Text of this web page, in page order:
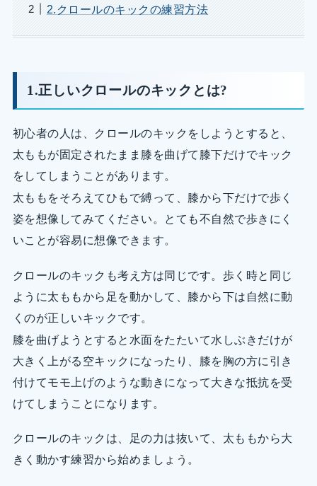
2.クロールのキックの練習方法
1.正しいクロールのキックとは?
初心者の人は、クロールのキックをしようとすると、
太ももが固定されたまま膝を曲げて膝下だけでキック
をしてしまうことがあります。
太ももをそろえてひもで縛って、膝から下だけで歩く
姿を想像してみてください。とても不自然で歩きにく
いことが容易に想像できます。
クロールのキックも考え方は同じです。歩く時と同じ
ように太ももから足を動かして、膝から下は自然に動
くのが正しいキックです。
膝を曲げようとすると水面をたたいて水しぶきだけが
大きく上がる空キックになったり、膝を胸の方に引き
付けてモモ上げのような動きになって大きな抵抗を受
けてしまうことになります。
クロールのキックは、足の力は抜いて、太ももから大
きく動かす練習から始めましょう。